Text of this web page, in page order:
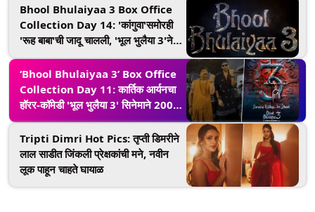
Bhool Bhulaiyaa 3 Box Office
Collection Day 14: 'कांगुवा'समोरही
'रूह बाबा'ची जादू चालली, 'भूल भुलैया 3'ने
14व्या दिवशी इतके कोटी कमावले
‘Bhool Bhulaiyaa 3’ Box Office
Collection Day 11: कार्तिक आर्यनचा
हॉरर-कॉमेडी 'भूल भुलैया 3' सिनेमाने 200
कोटीचा टप्पा केला पार
Tripti Dimri Hot Pics: तृप्ती डिमरीने
लाल साडीत जिंकली प्रेक्षकांची मने, नवीन
लूक पाहून चाहते घायाळ